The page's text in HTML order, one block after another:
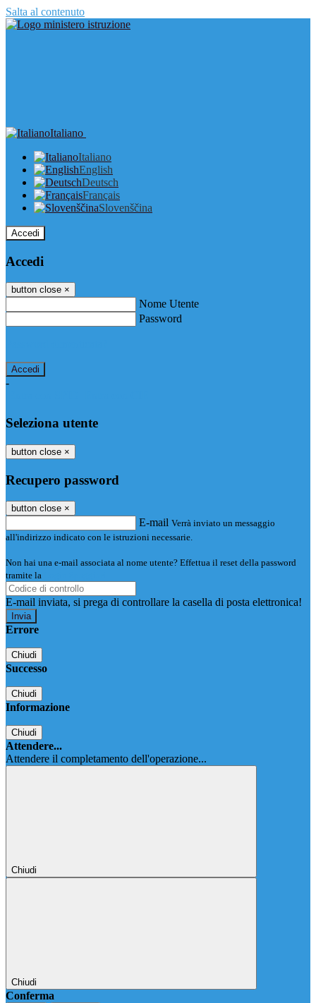
Salta al contenuto
Italiano
Italiano
English
Deutsch
Français
Slovenščina
Accedi
Accedi
button close ×
Nome Utente
Password
-
Seleziona utente
button close ×
Recupero password
button close ×
E-mail Verrà inviato un messaggio
all'indirizzo indicato con le istruzioni necessarie.
Non hai una e-mail associata al nome utente? Effettua il reset della password
tramite la
E-mail inviata, si prega di controllare la casella di posta elettronica!
Errore
Chiudi
Successo
Chiudi
Informazione
Chiudi
Attendere...
Attendere il completamento dell'operazione...
Chiudi
Chiudi
Conferma